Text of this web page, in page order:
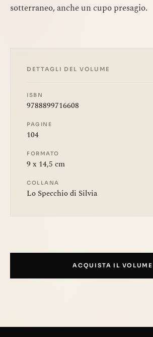
sotterraneo, anche un cupo presagio.
DETTAGLI DEL VOLUME
ISBN
9788899716608
PAGINE
104
FORMATO
9 x 14,5 cm
COLLANA
Lo Specchio di Silvia
ACQUISTA IL VOLUME